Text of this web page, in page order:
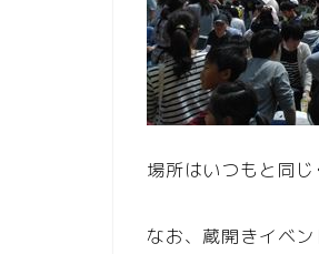
場所はいつもと同じ
なお、蔵開きイベン